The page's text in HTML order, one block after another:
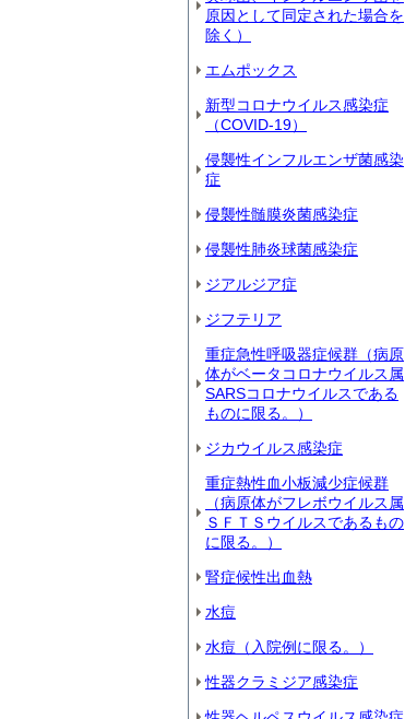
原因として同定された場合を
除く）
エムポックス
新型コロナウイルス感染症
（COVID‐19）
侵襲性インフルエンザ菌感染
症
侵襲性髄膜炎菌感染症
侵襲性肺炎球菌感染症
ジアルジア症
ジフテリア
重症急性呼吸器症候群（病原
体がベータコロナウイルス属
SARSコロナウイルスである
ものに限る。）
ジカウイルス感染症
重症熱性血小板減少症候群
（病原体がフレボウイルス属
ＳＦＴＳウイルスであるもの
に限る。）
腎症候性出血熱
水痘
水痘（入院例に限る。）
性器クラミジア感染症